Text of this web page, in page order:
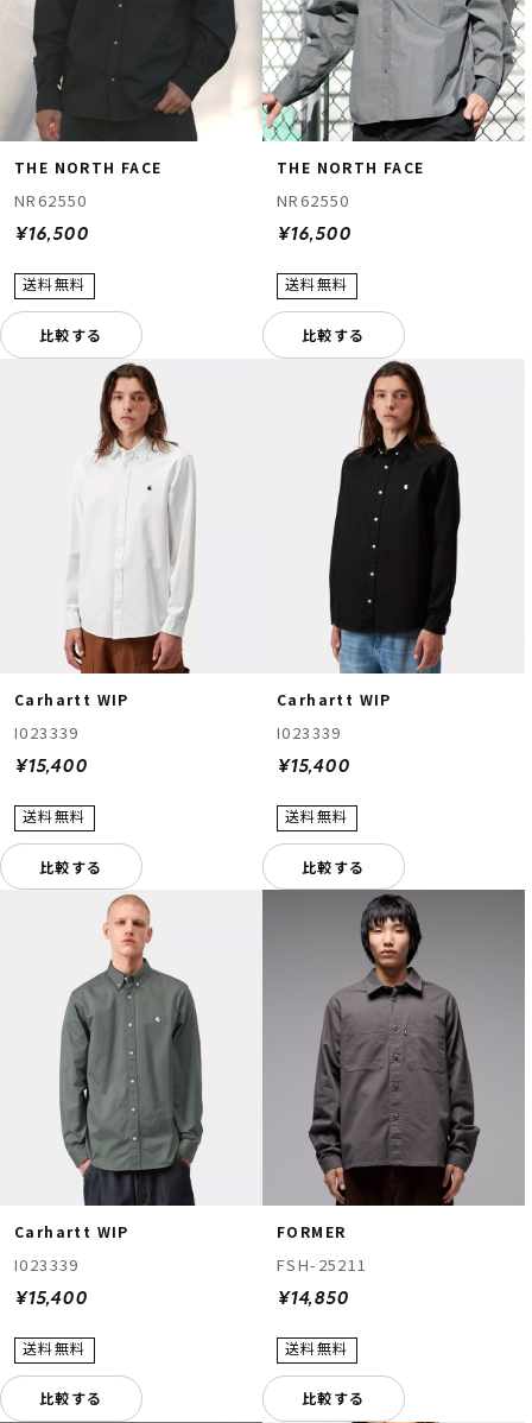
ムラサキスポーツ 公式アプリ
ポイント・クーポンもこのアプリで！
THE NORTH FACE
NR62550
¥16,500
比較する
THE NORTH FACE
NR62550
¥16,500
比較する
Carhartt WIP
I023339
¥15,400
比較する
Carhartt WIP
I023339
¥15,400
比較する
Carhartt WIP
I023339
¥15,400
比較する
FORMER
FSH-25211
¥14,850
比較する